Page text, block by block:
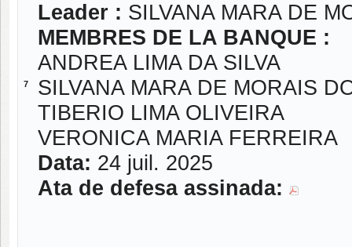
7
Leader : SILVANA MARA DE
MEMBRES DE LA BANQUE :
ANDREA LIMA DA SILVA
SILVANA MARA DE MORAIS
TIBERIO LIMA OLIVEIRA
VERONICA MARIA FERREIRA
Data: 24 juil. 2025
Ata de defesa assinada: